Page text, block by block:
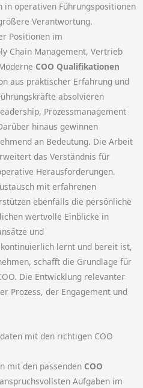
in operativen Führungspositionen
Verantwortung.
Positionen im
Chain Management, Vertrieb
COO Qualifikationen
aus praktischer Erfahrung und
absolvieren
Prozessmanagement
hinaus gewinnen
an Bedeutung. Die Arbeit
das Verständnis für
Herausforderungen.
mit erfahrenen
ebenfalls die persönliche
wertvolle Einblicke in
und
lernt und bereit ist,
schafft die Grundlage für
Die Entwicklung relevanter
Prozess, der Engagement und
mit den richtigen COO
mit den passenden COO
Aufgaben im